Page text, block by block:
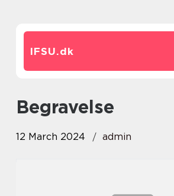
IFSU.dk
Begravelse
12 March 2024 admin